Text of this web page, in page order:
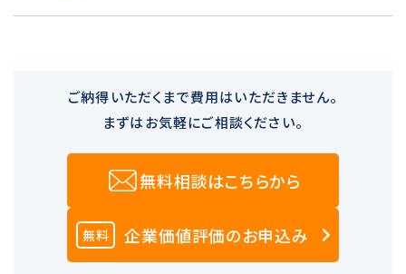
ご納得いただくまで費用はいただきません。
まずはお気軽にご相談ください。
無料相談はこちらから
無料 企業価値評価のお申込み